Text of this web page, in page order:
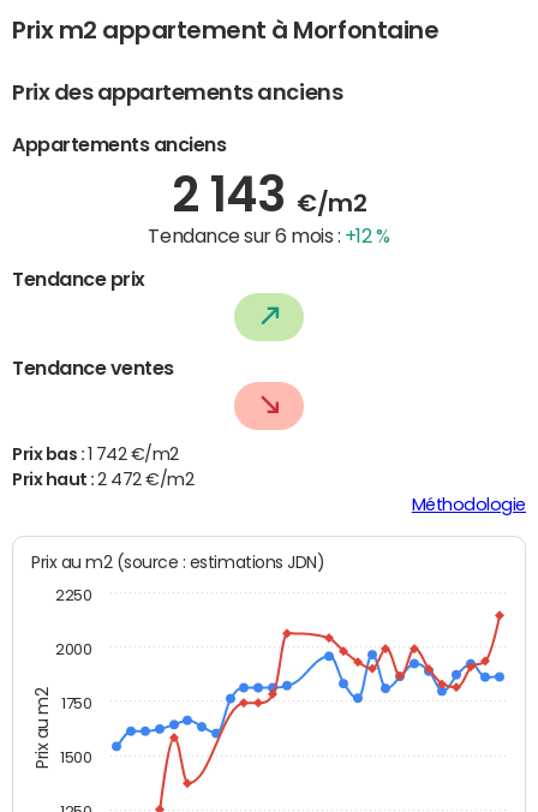
Prix m2 appartement à Morfontaine
Prix des appartements anciens
Appartements anciens
2 143 €/m2
Tendance sur 6 mois : +12 %
Tendance prix
Tendance ventes
Prix bas : 1 742 €/m2
Prix haut :2 472 €/m2
Méthodologie
Prix au m2
Prix au m2 (source : estimations JDN)
1500
1750
2000
2250